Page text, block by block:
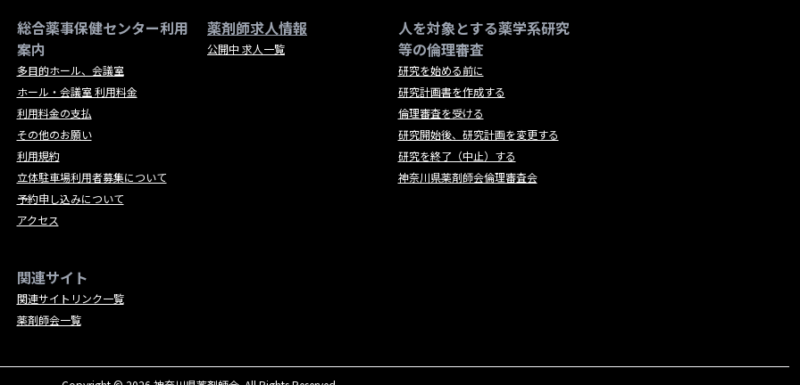
総合薬事保健センター利用
案内
多目的ホール、会議室
ホール・会議室 利用料金
利用料金の支払
その他のお願い
利用規約
立体駐車場利用者募集について
予約申し込みについて
アクセス
薬剤師求人情報
公開中 求人一覧
人を対象とする薬学系研究
等の倫理審査
研究を始める前に
研究計画書を作成する
倫理審査を受ける
研究開始後、研究計画を変更する
研究を終了（中止）する
神奈川県薬剤師会倫理審査会
関連サイト
関連サイトリンク一覧
薬剤師会一覧